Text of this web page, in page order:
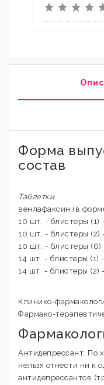
Форма
состав
Таблетки
венлафаксин (в
10 шт. - блистеры (1)
10 шт. - блистеры (2)
10 шт. - блистеры (6)
14 шт. - блистеры (1)
14 шт. - блистеры (2)
Клинико-
Фармако-
Антидепрессант. По
нельзя отнести ни к
антидепрессантов